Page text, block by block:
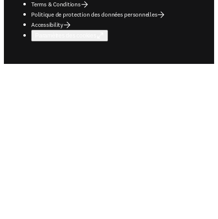
Terms & Conditions
Politique de protection des données personnelles
Accessibility